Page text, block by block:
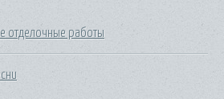
отделочные работы